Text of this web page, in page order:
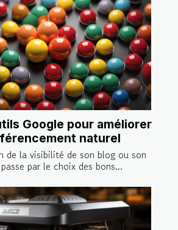
Google pour améliorer
naturel
de la visibilité de son blog ou son
par le choix des bons...